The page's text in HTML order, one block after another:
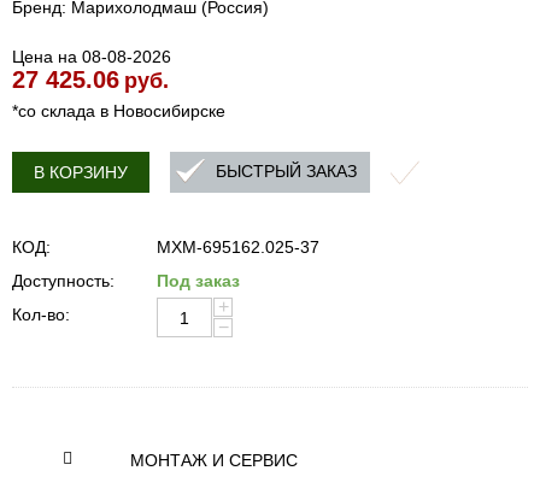
Бренд: Марихолодмаш (Россия)
Цена на 08-08-2026
27 425.06 руб.
*со склада в Новосибирске
В КОРЗИНУ БЫСТРЫЙ ЗАКАЗ
КОД:
MXM-695162.025-37
Доступность:
Под заказ
Кол-во:
+
−
МОНТАЖ И СЕРВИС